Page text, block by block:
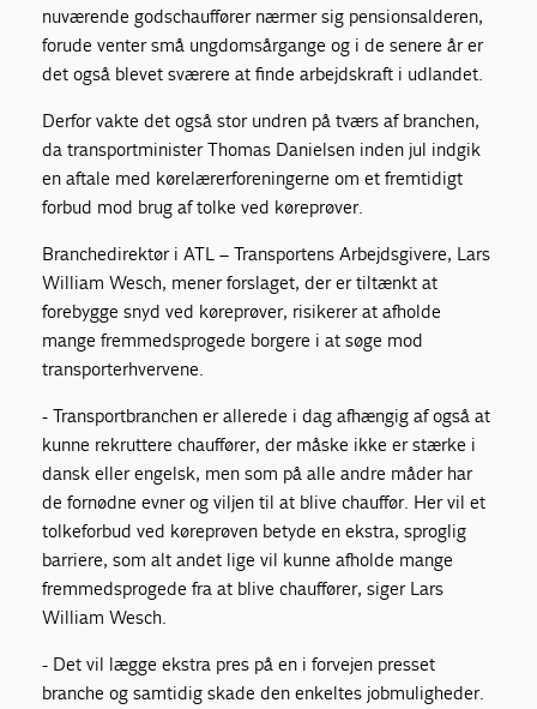
nuværende godschauffører nærmer sig pensionsalderen,
forude venter små ungdomsårgange og i de senere år er
det også blevet sværere at finde arbejdskraft i udlandet.
Derfor vakte det også stor undren på tværs af branchen,
da transportminister Thomas Danielsen inden jul indgik
en aftale med kørelærerforeningerne om et fremtidigt
forbud mod brug af tolke ved køreprøver.
Branchedirektør i ATL – Transportens Arbejdsgivere, Lars
William Wesch, mener forslaget, der er tiltænkt at
forebygge snyd ved køreprøver, risikerer at afholde
mange fremmedsprogede borgere i at søge mod
transporterhvervene.
- Transportbranchen er allerede i dag afhængig af også at
kunne rekruttere chauffører, der måske ikke er stærke i
dansk eller engelsk, men som på alle andre måder har
de fornødne evner og viljen til at blive chauffør. Her vil et
tolkeforbud ved køreprøven betyde en ekstra, sproglig
barriere, som alt andet lige vil kunne afholde mange
fremmedsprogede fra at blive chauffører, siger Lars
William Wesch.
- Det vil lægge ekstra pres på en i forvejen presset
branche og samtidig skade den enkeltes jobmuligheder.